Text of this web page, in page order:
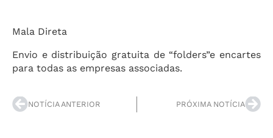
Mala Direta
Envio e distribuição gratuita de “folders”e encartes
para todas as empresas associadas.
NOTÍCIA ANTERIOR PRÓXIMA NOTÍCIA